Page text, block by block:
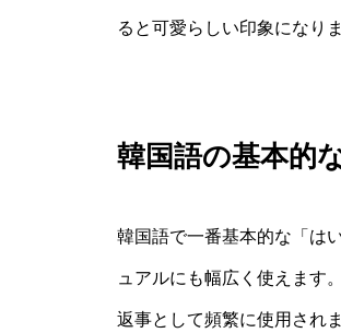
ると可愛らしい印象になりま
韓国語の基本的
韓国語で一番基本的な「は
ュアルにも幅広く使えます
返事として頻繁に使用されま